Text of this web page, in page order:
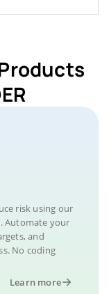
risk using our
Automate your
and
No coding
Learn more